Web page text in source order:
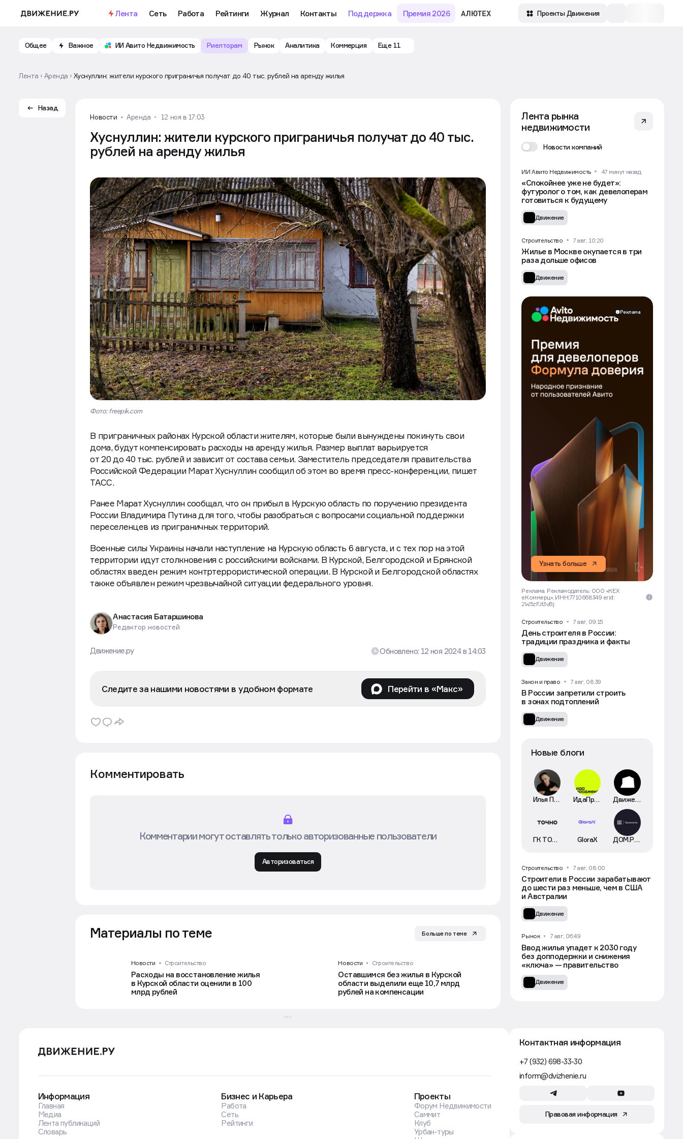
Лента Сеть Работа Рейтинги Журнал Контакты Поддержка Премия 2026 Проекты Движения
Общее Важное ИИ Авито Недвижимость Риелторам Рынок Аналитика Коммерция Еще 11
Лента Аренда Хуснуллин: жители курского приграничья получат до 40 тыс. рублей на аренду жилья
Назад
Новости
Аренда 12 ноя в 17:03
Хуснуллин: жители курского приграничья получат до 40 тыс.
рублей на аренду жилья
Фото: freepik.com
В приграничных районах Курской области жителям, которые были вынуждены покинуть свои
дома, будут компенсировать расходы на аренду жилья. Размер выплат варьируется
от 20 до 40 тыс. рублей и зависит от состава семьи. Заместитель председателя правительства
Российской Федерации Марат Хуснуллин сообщил об этом во время пресс-конференции, пишет
ТАСС.
Ранее Марат Хуснуллин сообщал, что он прибыл в Курскую область по поручению президента
России Владимира Путина для того, чтобы разобраться с вопросами социальной поддержки
переселенцев из приграничных территорий.
Военные силы Украины начали наступление на Курскую область 6 августа, и с тех пор на этой
территории идут столкновения с российскими войсками. В Курской, Белгородской и Брянской
областях введен режим контртеррористической операции. В Курской и Белгородской областях
также объявлен режим чрезвычайной ситуации федерального уровня.
Анастасия Батаршинова
Редактор новостей
Движение.ру Обновлено: 12 ноя 2024в 14:03
Следите за нашими новостями в удобном формате Перейти в «Макс»
Комментировать
Комментарии могут оставлять только авторизованные пользователи
Авторизоваться
Материалы по теме Больше по теме
Новости Строительство
Расходы на восстановление жилья
в Курской области оценили в 100
млрд рублей
Новости Строительство
Оставшимся без жилья в Курской
области выделили еще 10,7 млрд
рублей на компенсации
Лента рынка
недвижимости
Новости компаний
ИИ Авито Недвижимость 47 минут назад
«Спокойнее уже не будет»:
футуролог о том, как девелоперам
готовиться к будущему
Движение
Строительство 7 авг, 10:20
Жилье в Москве окупается в три
раза дольше офисов
Движение
Реклама
Узнать больше
Реклама. Рекламодатель: ООО «КЕХ
еКоммерц», ИНН:7710668349 erid:
2W5zFJt3vBj
Строительство 7 авг, 09:15
День строителя в России:
традиции праздника и факты
Движение
Закон и право 7 авг, 08:39
В России запретили строить
в зонах подтоплений
Движение
Новые блоги
Илья Пискулин ИдаПроджект Движение
ГК ТОЧНО GloraX ДОМ.РФ Технологии
Строительство 7 авг, 08:00
Строители в России зарабатывают
до шести раз меньше, чем в США
и Австралии
Движение
Рынок 7 авг, 06:49
Ввод жилья упадет к 2030 году
без допподержки и снижения
«ключа» — правительство
Движение
Информация
Главная
Медиа
Лента публикаций
Словарь
Бизнес и Карьера
Работа
Сеть
Рейтинги
Проекты
Форум Недвижимости
Саммит
Клуб
Урбан-туры
Контактная информация
+7 (932) 698-33-30
inform@dvizhenie.ru
Правовая информация